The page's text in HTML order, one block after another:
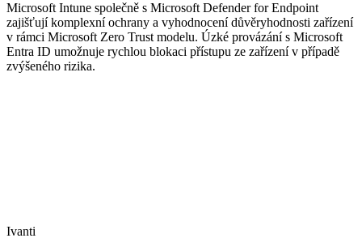
Microsoft Intune společně s Microsoft Defender for Endpoint
zajišťují komplexní ochrany a vyhodnocení důvěryhodnosti zařízení
v rámci Microsoft Zero Trust modelu. Úzké provázání s Microsoft
Entra ID umožnuje rychlou blokaci přístupu ze zařízení v případě
zvýšeného rizika.
Ivanti